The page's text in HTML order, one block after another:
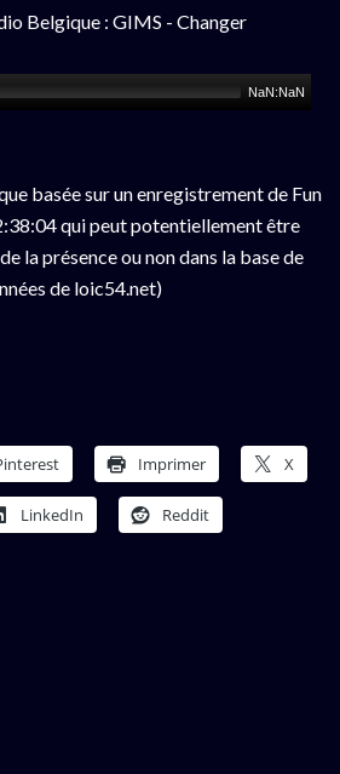
Belgique : GIMS - Changer
NaN:NaN
basée sur un enregistrement de Fun
qui peut potentiellement être
la présence ou non dans la base de
de loic54.net)
Imprimer X
LinkedIn Reddit